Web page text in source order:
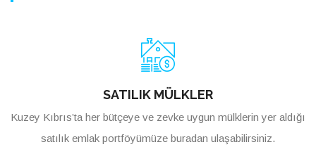
SATILIK MÜLKLER
Kuzey Kıbrıs’ta her bütçeye ve zevke uygun mülklerin yer aldığı
satılık emlak portföyümüze buradan ulaşabilirsiniz.